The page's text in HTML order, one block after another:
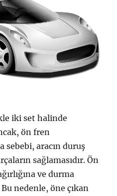
iki set halinde
ön fren
sebebi, aracın duruş
sağlamasıdır. Ön
ve durma
nedenle, öne çıkan